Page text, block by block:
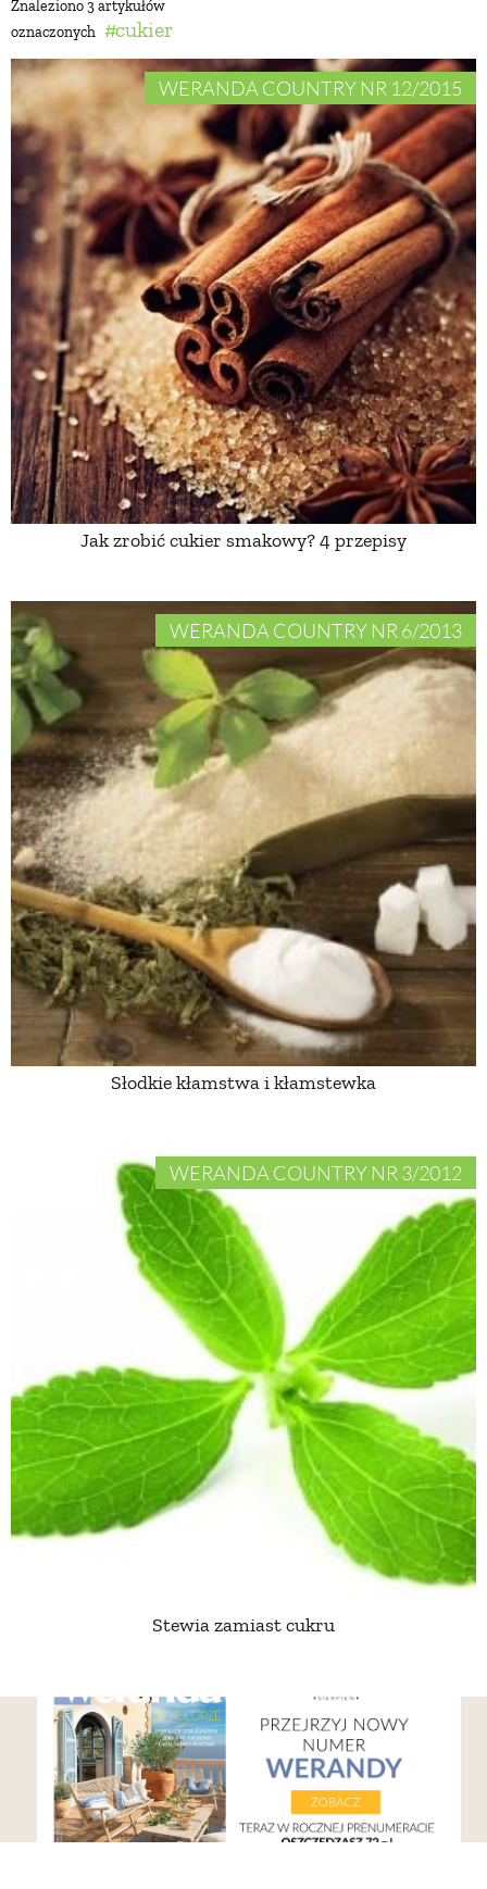
Znaleziono 3 artykułów
oznaczonych
cukier
WERANDA COUNTRY NR 12/2015
Jak zrobić cukier smakowy? 4 przepisy
WERANDA COUNTRY NR 6/2013
Słodkie kłamstwa i kłamstewka
WERANDA COUNTRY NR 3/2012
Stewia zamiast cukru
BUDUJEMY DOM
OGRÓD
WARZYWA I OWOCE
ROŚLINY OGRODOWE
PORADY
ZIELEŃ W DOMU
PROJEKTOWANIE OGRODU
NATURALNIE
URODA
NATURALNA APTECZKA
DLA DOMU
EKO ŻYCIE
PRZYRODA
ZWIERZĘTA DOMOWE
ZWIERZĘTA W NATURZE
GRZYBY
KRAJOBRAZ
RĘKODZIEŁO
RZEMIOSŁO
ZWYCZAJE
ZRÓB TO SAM
PRZEPISY
ZUPY
DANIA GŁÓWNE
CIASTA I DESERY